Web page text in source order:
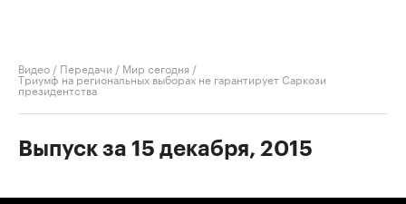
Видео / Передачи / Мир сегодня /
Триумф на региональных выборах не гарантирует Саркози
президентства
Выпуск за 15 декабря, 2015